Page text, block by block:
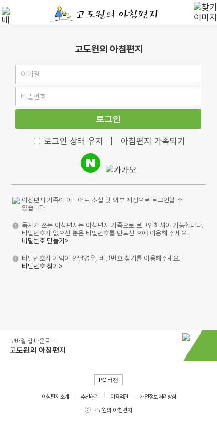
고도원의 아침편지
로그인
로그인 상태 유지 아침편지 가족되기
아침편지 가족이 아니어도 소셜 및 외부 계정으로 로그인할 수
있습니다.
독자가 쓰는 아침편지는 아침편지 가족으로 로그인하셔야 가능합니다.
비밀번호가 없으신 분은 비밀번호를 만드신 후에 이용해 주세요.
비밀번호 만들기>
비밀번호가 기억이 안날경우, 비밀번호 찾기를 이용해주세요.
비밀번호 찾기>
모바일 앱 다운로드
고도원의 아침편지
PC 버전
아침편지 소개 추천하기 이용약관
개인정보 처리방침
ⓒ 고도원의 아침편지